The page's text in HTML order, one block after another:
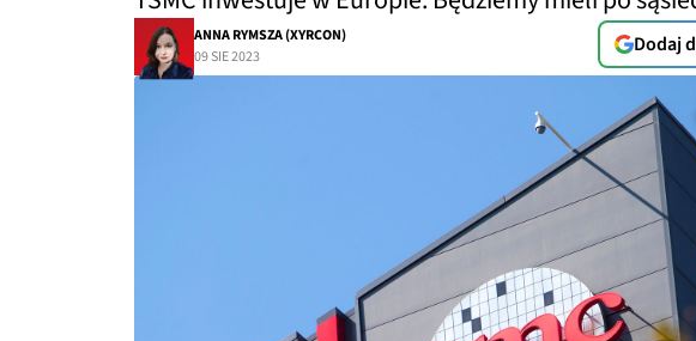
ANNA RYMSZA (XYRCON)
09 SIE 2023
Dodaj